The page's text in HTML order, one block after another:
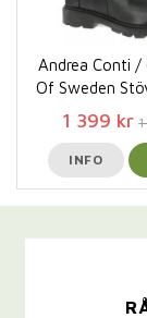
Andrea Conti /
Of Sweden
1 399 kr
INFO